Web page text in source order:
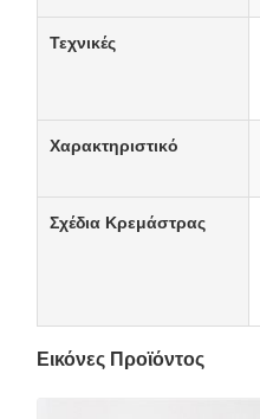
Τεχνικές
Χαρακτηριστικό
Σχέδια Κρεμάστρας
Εικόνες Προϊόντος